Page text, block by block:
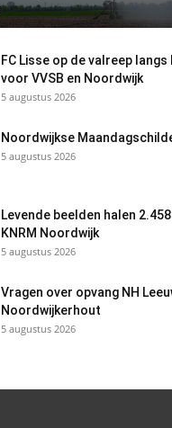
FC Lisse op de valreep langs
voor VVSB en Noordwijk
5 augustus 2026
Noordwijkse
5 augustus 2026
Levende beelden halen
KNRM Noordwijk
5 augustus 2026
Vragen over opvang NH
Noordwijkerhout
5 augustus 2026